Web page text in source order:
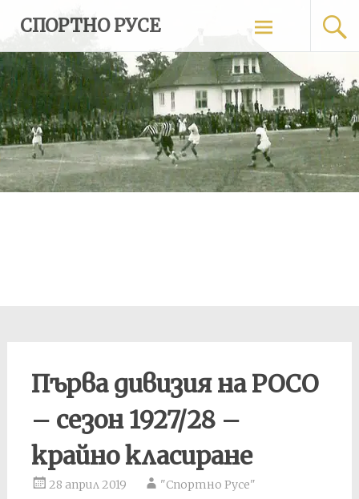
content
СПОРТНО РУСЕ
Първа дивизия на РОСО
– сезон 1927/28 –
крайно класиране
28 април 2019 "Спортно Русе"